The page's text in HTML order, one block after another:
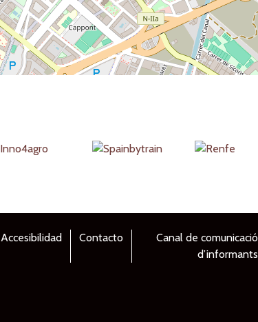
Accesibilidad Contacto
Canal de comunicació
d’informants